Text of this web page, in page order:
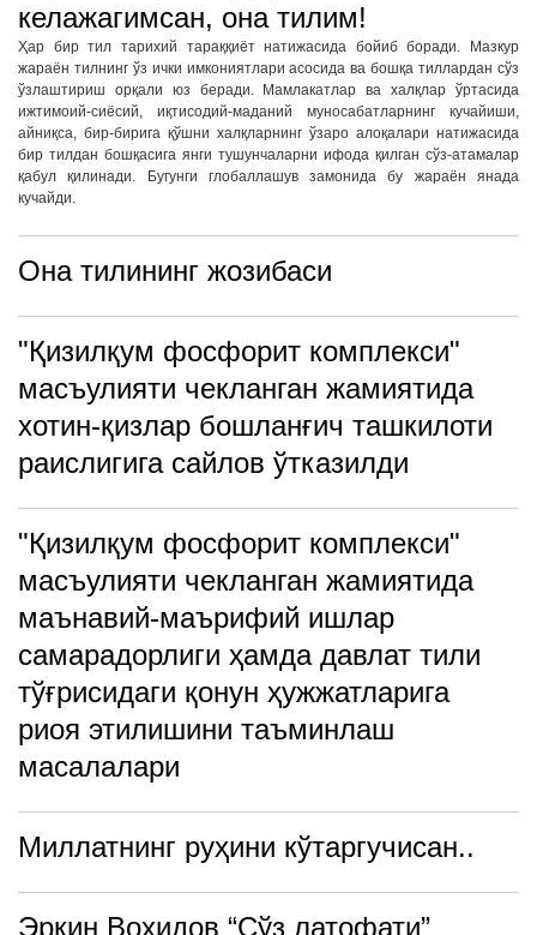
келажагимсан, она тилим!
Ҳар бир тил тарихий тараққиёт натижасида бойиб боради. Мазкур
жараён тилнинг ўз ички имкониятлари асосида ва бошқа тиллардан сўз
ўзлаштириш орқали юз беради. Мамлакатлар ва халқлар ўртасида
ижтимоий-сиёсий, иқтисодий-маданий муносабатларнинг кучайиши,
айниқса, бир-бирига қўшни халқларнинг ўзаро алоқалари натижасида
бир тилдан бошқасига янги тушунчаларни ифода қилган сўз-атамалар
қабул қилинади. Бугунги глобаллашув замонида бу жараён янада
кучайди.
Она тилининг жозибаси
"Қизилқум фосфорит комплекси"
масъулияти чекланган жамиятида
хотин-қизлар бошланғич ташкилоти
раислигига сайлов ўтказилди
"Қизилқум фосфорит комплекси"
масъулияти чекланган жамиятида
маънавий-маърифий ишлар
самарадорлиги ҳамда давлат тили
тўғрисидаги қонун ҳужжатларига
риоя этилишини таъминлаш
масалалари
Миллатнинг руҳини кўтаргучисан..
Эркин Воҳидов “Сўз латофати”